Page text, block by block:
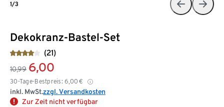
Dekokranz-Bastel-Set
(21)
10,99 6,00
30-Tage-Bestpreis: 6,00 €
inkl. MwSt.zzgl. Versandkosten
Zur Zeit nicht verfügbar
1/3